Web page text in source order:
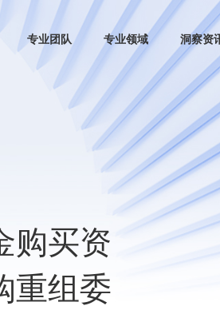
专业团队 专业领域 洞察资
购买资
重组委